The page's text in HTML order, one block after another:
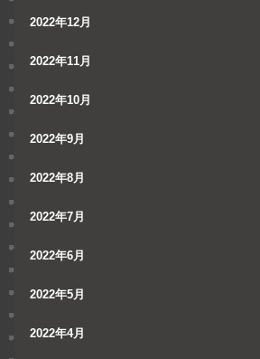
2022年12月
2022年11月
2022年10月
2022年9月
2022年8月
2022年7月
2022年6月
2022年5月
2022年4月